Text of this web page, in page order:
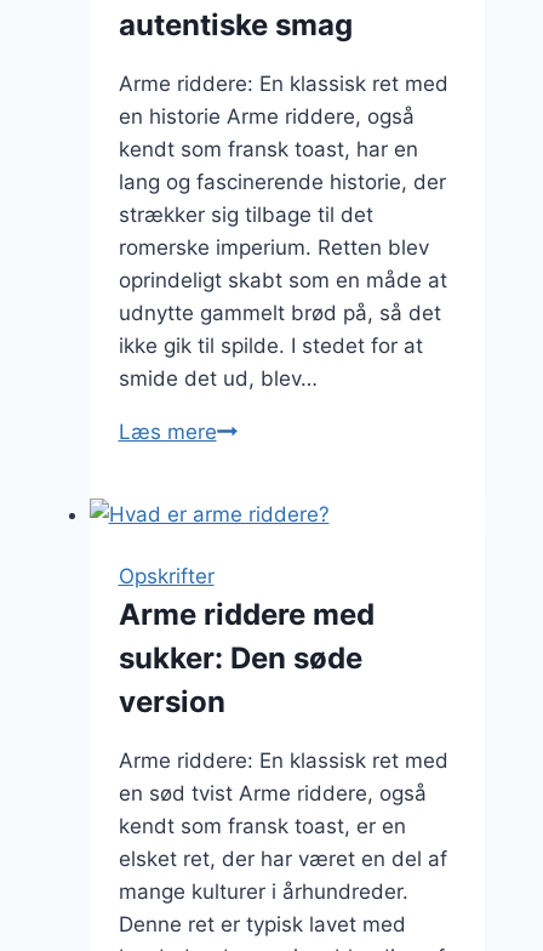
autentiske smag
Arme riddere: En klassisk ret med
en historie Arme riddere, også
kendt som fransk toast, har en
lang og fascinerende historie, der
strækker sig tilbage til det
romerske imperium. Retten blev
oprindeligt skabt som en måde at
udnytte gammelt brød på, så det
ikke gik til spilde. I stedet for at
smide det ud, blev…
Læs mereArme
smør:
autentiske
smag
Opskrifter
Arme riddere med
sukker: Den søde
version
Arme riddere: En klassisk ret med
en sød tvist Arme riddere, også
kendt som fransk toast, er en
elsket ret, der har været en del af
mange kulturer i århundreder.
Denne ret er typisk lavet med